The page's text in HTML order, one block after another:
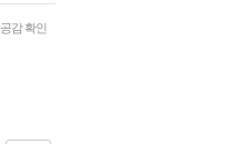
공감 확인